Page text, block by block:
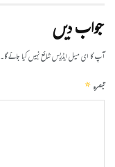
جواب دیں
آپ کا ای میل ایڈریس شائع نہیں کیا جائے گا۔
تبصرہ*